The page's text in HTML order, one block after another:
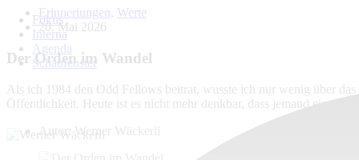
Fokus
Interna
Agenda
Schaufenster
Erinneriungen, Werte
20. Mai 2026
Der Orden im Wandel
Als ich 1984 den Odd Fellows beitrat, wusste ich nur wenig über
Öffentlichkeit. Heute ist es nicht mehr denkbar, dass jemand
Autor:
Werner Wäckerli